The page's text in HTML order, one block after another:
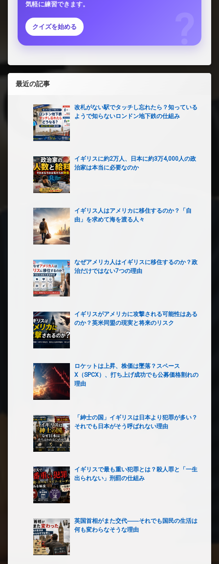
気軽に練習できます。
クイズを始める
最近の記事
改札がない駅でタッチし忘れたら？知っている
ようで知らないロンドン地下鉄の仕組み
イギリスに約2万人、日本に約3万4,000人の政
治家は本当に必要なのか
イギリス人はアメリカに移住するのか？「自
由」を求めて海を渡る人々
なぜアメリカ人はイギリスに移住するのか？政
治だけではない7つの理由
イギリスがアメリカに攻撃される可能性はある
のか？英米同盟の現実と将来のリスク
ロケットは上昇、株価は墜落？スペース
X（SPCX）、打ち上げ成功でも公募価格割れの
理由
「紳士の国」イギリスは日本より犯罪が多い？
それでも日本がそう呼ばれない理由
イギリスで最も重い犯罪とは？殺人罪と「一生
出られない」刑罰の仕組み
英国首相がまた交代――それでも国民の生活は
何も変わらなそうな理由